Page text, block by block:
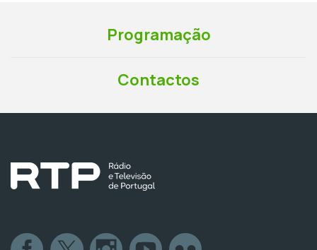
Programação
Contactos